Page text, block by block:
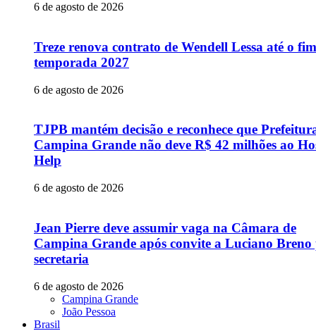
6 de agosto de 2026
Treze renova contrato de Wendell Lessa até o
temporada 2027
6 de agosto de 2026
TJPB mantém decisão e reconhece que
Campina Grande não deve R$ 42 milhões ao
Help
6 de agosto de 2026
Jean Pierre deve assumir vaga na Câmara de
Campina Grande após convite a Luciano Breno
secretaria
6 de agosto de 2026
Campina Grande
João Pessoa
Brasil